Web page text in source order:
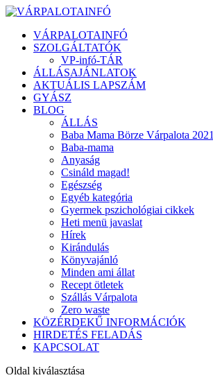
VÁRPALOTAINFÓ
SZOLGÁLTATÓK
VP-infó-TÁR
ÁLLÁSAJÁNLATOK
AKTUÁLIS LAPSZÁM
GYÁSZ
BLOG
ÁLLÁS
Baba Mama Börze Várpalota 2021
Baba-mama
Anyaság
Csináld magad!
Egészség
Egyéb kategória
Gyermek pszichológiai cikkek
Heti menü javaslat
Hírek
Kirándulás
Könyvajánló
Minden ami állat
Recept ötletek
Szállás Várpalota
Zero waste
KÖZÉRDEKŰ INFORMÁCIÓK
HIRDETÉS FELADÁS
KAPCSOLAT
Oldal kiválasztása